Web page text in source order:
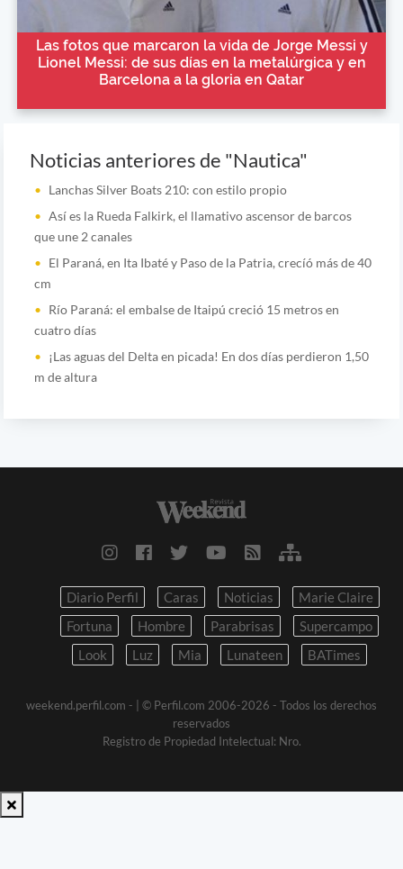
Las fotos que marcaron la vida de Jorge Messi y
Lionel Messi: de sus días en la metalúrgica y en
Barcelona a la gloria en Qatar
Noticias anteriores de "Nautica"
Lanchas Silver Boats 210: con estilo propio
Así es la Rueda Falkirk, el llamativo ascensor de barcos
que une 2 canales
El Paraná, en Ita Ibaté y Paso de la Patria, crecíó más de 40
cm
Río Paraná: el embalse de Itaipú creció 15 metros en
cuatro días
¡Las aguas del Delta en picada! En dos días perdieron 1,50
m de altura
Diario Perfil Caras Noticias
Marie Claire
Fortuna
Hombre Parabrisas
Supercampo
Look
Luz Mia Lunateen BATimes
weekend.perfil.com -
| © Perfil.com 2006-2026 - Todos los derechos
reservados
Registro de Propiedad Intelectual: Nro.